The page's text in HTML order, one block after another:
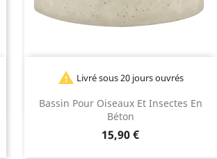
Bassin Pour Oiseaux Et Insectes En
Béton
Prix
15,90 €
 Livré sous 20 jours ouvrés